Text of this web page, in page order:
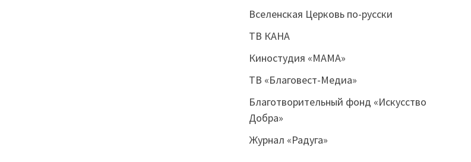
Вселенская Церковь по-русски
ТВ КАНА
Киностудия «МАМА»
ТВ «Благовест-Медиа»
Благотворительный фонд «Искусство
Добра»
Журнал «Радуга»